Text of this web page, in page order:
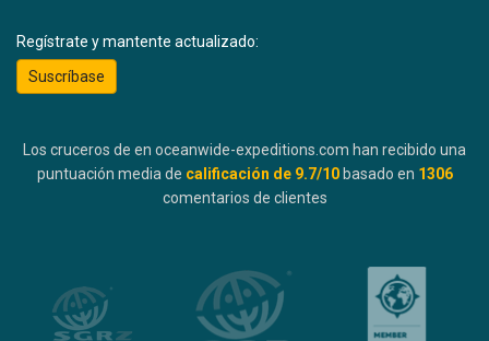
Regístrate y mantente actualizado:
Suscríbase
Los cruceros de en oceanwide-expeditions.com han recibido una
puntuación media de calificación de 9.7/10 basado en 1306
comentarios de clientes